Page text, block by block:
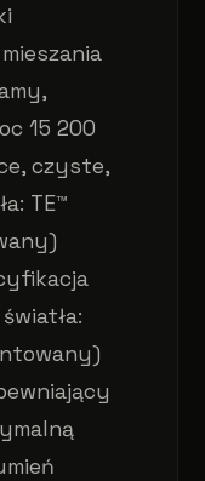
15 200
czyste,
TE™